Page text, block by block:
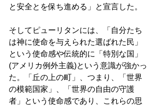
と安全とを保ち進める」と宣言した。
そしてピューリタンには、「自分たち
は神に使命を与えられた選ばれた民」
という使命感や伝統的に「特別な国」
(アメリカ例外主義)という意識が強かっ
た。「丘の上の町」、つまり、「世界
の模範国家」、「世界の自由の守護
者」という使命感であり、これらの思